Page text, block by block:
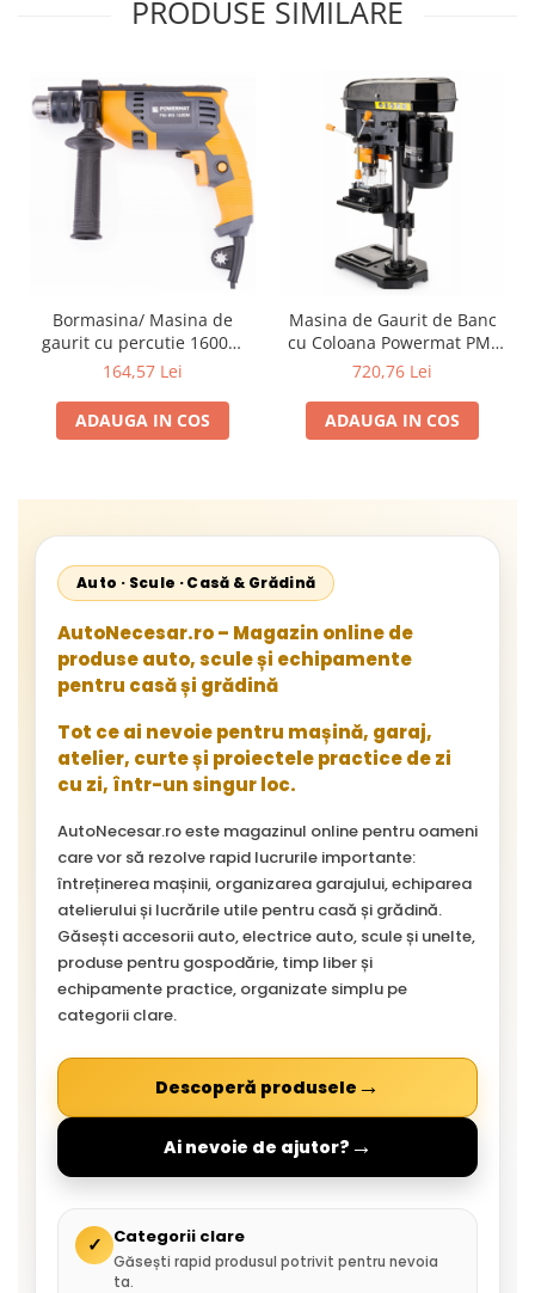
PRODUSE SIMILARE
Bormasina/ Masina de
gaurit cu percutie 1600W
PM-WU-1600M
164,57 Lei
ADAUGA IN COS
Masina de Gaurit de Banc
cu Coloana Powermat PM-
WS-1600M, 1600W,
Trepte de Viteza (600-2600
RPM), Scripeti din Aluminiu,
720,76 Lei
ADAUGA IN COS
Auto · Scule · Casă & Grădină
AutoNecesar.ro – Magazin online de
produse auto, scule și echipamente
pentru casă și grădină
Tot ce ai nevoie pentru mașină, garaj,
atelier, curte și proiectele practice de zi
cu zi, într-un singur loc.
AutoNecesar.ro este magazinul online pentru oameni
care vor să rezolve rapid lucrurile importante:
întreținerea mașinii, organizarea garajului, echiparea
atelierului și lucrările utile pentru casă și grădină.
Găsești accesorii auto, electrice auto, scule și unelte,
produse pentru gospodărie, timp liber și
echipamente practice, organizate simplu pe
categorii clare.
Descoperă produsele →
Ai nevoie de ajutor? →
✓ Categorii clare
Găsești rapid produsul potrivit pentru nevoia
ta.